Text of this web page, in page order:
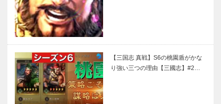
【三国志 真戦】S6の桃園盾がかな
り強い三つの理由【三國志】#2…